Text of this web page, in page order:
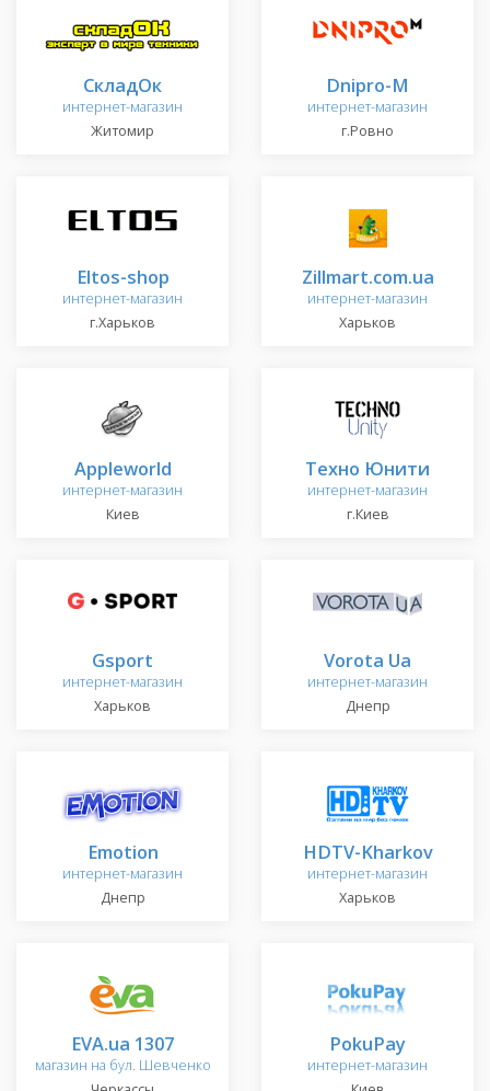
СкладОк
интернет-магазин
Житомир
Dnipro-M
интернет-магазин
г.Ровно
Eltos-shop
интернет-магазин
г.Харьков
Zillmart.com.ua
интернет-магазин
Харьков
Appleworld
интернет-магазин
Киев
Техно Юнити
интернет-магазин
г.Киев
Gsport
интернет-магазин
Харьков
Vorota Ua
интернет-магазин
Днепр
Emotion
интернет-магазин
Днепр
HDTV-Kharkov
интернет-магазин
Харьков
EVA.ua 1307
магазин на бул. Шевченко
PokuPay
интернет-магазин